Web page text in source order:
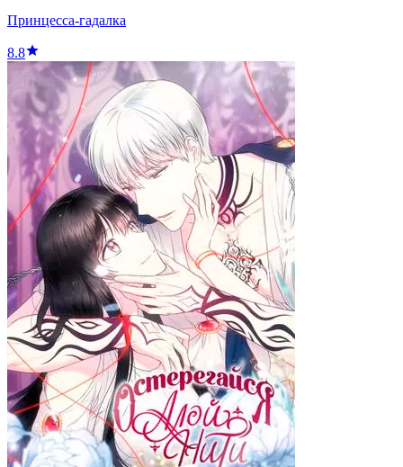
Принцесса-гадалка
8.8